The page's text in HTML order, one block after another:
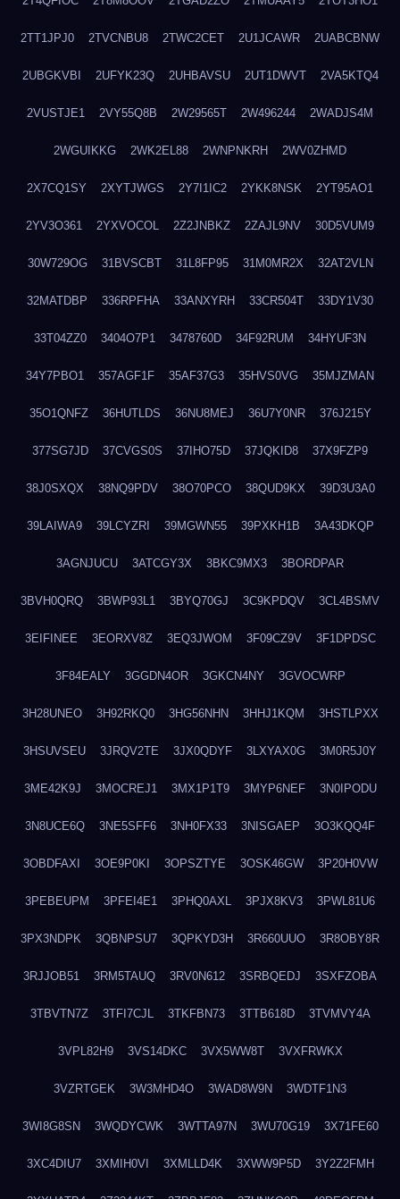
2TT1JPJ0 2TVCNBU8 2TWC2CET 2U1JCAWR 2UABCBNW
2UBGKVBI 2UFYK23Q 2UHBAVSU 2UT1DWVT 2VA5KTQ4
2VUSTJE1 2VY55Q8B 2W29565T 2W496244 2WADJS4M
2WGUIKKG 2WK2EL88 2WNPNKRH 2WV0ZHMD
2X7CQ1SY 2XYTJWGS 2Y7I1IC2 2YKK8NSK 2YT95AO1
2YV3O361 2YXVOCOL 2Z2JNBKZ 2ZAJL9NV 30D5VUM9
30W729OG 31BVSCBT 31L8FP95 31M0MR2X 32AT2VLN
32MATDBP 336RPFHA 33ANXYRH 33CR504T 33DY1V30
33T04ZZ0 3404O7P1 3478760D 34F92RUM 34HYUF3N
34Y7PBO1 357AGF1F 35AF37G3 35HVS0VG 35MJZMAN
35O1QNFZ 36HUTLDS 36NU8MEJ 36U7Y0NR 376J215Y
377SG7JD 37CVGS0S 37IHO75D 37JQKID8 37X9FZP9
38J0SXQX 38NQ9PDV 38O70PCO 38QUD9KX 39D3U3A0
39LAIWA9 39LCYZRI 39MGWN55 39PXKH1B 3A43DKQP
3AGNJUCU 3ATCGY3X 3BKC9MX3 3BORDPAR
3BVH0QRQ 3BWP93L1 3BYQ70GJ 3C9KPDQV 3CL4BSMV
3EIFINEE 3EORXV8Z 3EQ3JWOM 3F09CZ9V 3F1DPDSC
3F84EALY 3GGDN4OR 3GKCN4NY 3GVOCWRP
3H28UNEO 3H92RKQ0 3HG56NHN 3HHJ1KQM 3HSTLPXX
3HSUVSEU 3JRQV2TE 3JX0QDYF 3LXYAX0G 3M0R5J0Y
3ME42K9J 3MOCREJ1 3MX1P1T9 3MYP6NEF 3N0IPODU
3N8UCE6Q 3NE5SFF6 3NH0FX33 3NISGAEP 3O3KQQ4F
3OBDFAXI 3OE9P0KI 3OPSZTYE 3OSK46GW 3P20H0VW
3PEBEUPM 3PFEI4E1 3PHQ0AXL 3PJX8KV3 3PWL81U6
3PX3NDPK 3QBNPSU7 3QPKYD3H 3R660UUO 3R8OBY8R
3RJJOB51 3RM5TAUQ 3RV0N612 3SRBQEDJ 3SXFZOBA
3TBVTN7Z 3TFI7CJL 3TKFBN73 3TTB618D 3TVMVY4A
3VPL82H9 3VS14DKC 3VX5WW8T 3VXFRWKX
3VZRTGEK 3W3MHD4O 3WAD8W9N 3WDTF1N3
3WI8G8SN 3WQDYCWK 3WTTA97N 3WU70G19 3X71FE60
3XC4DIU7 3XMIH0VI 3XMLLD4K 3XWW9P5D 3Y2Z2FMH